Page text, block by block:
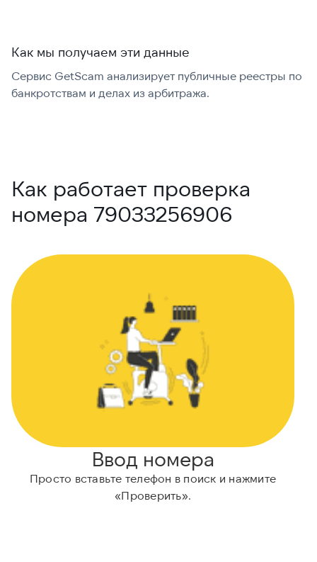
Как мы получаем эти данные
Сервис GetScam анализирует публичные реестры по
банкротствам и делах из арбитража.
Как работает проверка
номера 79033256906
Ввод номера
Просто вставьте телефон в поиск и нажмите
«Проверить».